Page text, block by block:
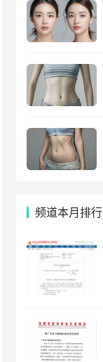
频道本月排行